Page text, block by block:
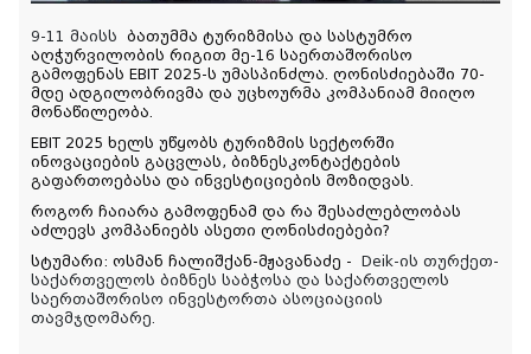
9-11 მაისს ბათუმმა ტურიზმისა და სასტუმრო
აღჭურვილობის რიგით მე-16 საერთაშორისო
გამოფენას EBIT 2025-ს უმასპინძლა. ღონისძიებაში 70-
მდე ადგილობრივმა და უცხოურმა კომპანიამ მიიღო
მონაწილეობა.
EBIT 2025 ხელს უწყობს ტურიზმის სექტორში
ინოვაციების გაცვლას, ბიზნესკონტაქტების
გაფართოებასა და ინვესტიციების მოზიდვას.
როგორ ჩაიარა გამოფენამ და რა შესაძლებლობას
აძლევს კომპანიებს ასეთი ღონისძიებები?
სტუმარი: ოსმან ჩალიშქან-მჟავანაძე - Deik-ის თურქეთ-
საქართველოს ბიზნეს საბჭოსა და საქართველოს
საერთაშორისო ინვესტორთა ასოციაციის
თავმჯდომარე.